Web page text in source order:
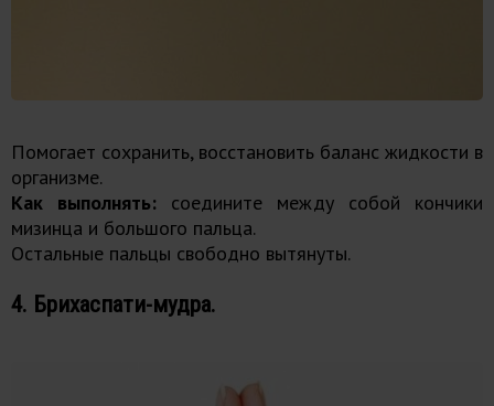
Помогает сохранить, восстановить баланс жидкости в
организме.
Как выполнять: соедините между собой кончики
мизинца и большого пальца.
Остальные пальцы свободно вытянуты.
4. Брихаспати-мудра.